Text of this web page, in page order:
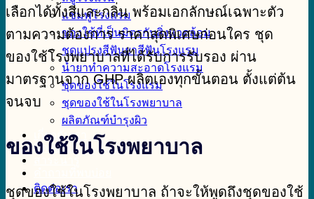
แชมพูโรงแรม
ของใช้ที่เป็นมิตรกับสิ่งแวดล้อม
ชุดแปรงสีฟันยาสีฟันโรงแรม
น้ำยาทำความสะอาดโรงแรม
ชุดของใช้ในโรงแรม
ชุดของใช้ในโรงพยาบาล
ผลิตภัณฑ์บำรุงผิว
เกี่ยวกับเรา
ติดต่อเรา
ติดต่อเรา
เลือกได้ทั้งสีและกลิ่น พร้อมเอกลักษณ์เฉพาะตัว
ตามความต้องการ ราคาสุดพิเศษก่อนใคร ชุด
ของใช้โรงพยาบาลที่ได้รับการรับรอง ผ่าน
มาตรฐานจาก GHP ผลิตเองทุกขั้นตอน ตั้งแต่ต้น
จนจบ
ของใช้ในโรงพยาบาล
ชุดของใช้ในโรงพยาบาล ถ้าจะให้พูดถึงชุดของใช้